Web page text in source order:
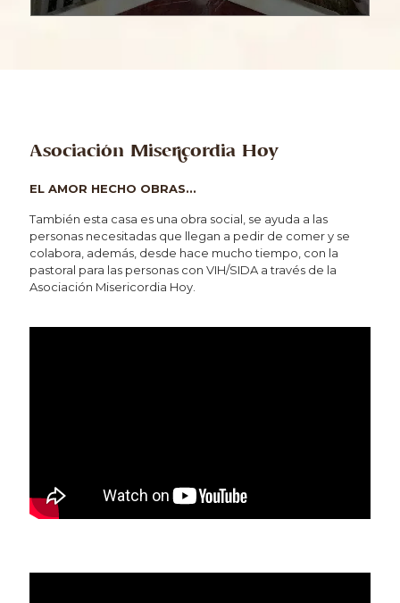
Asociación Misericordia Hoy
EL AMOR HECHO OBRAS...
También esta casa es una obra social, se ayuda a las
personas necesitadas que llegan a pedir de comer y se
colabora, además, desde hace mucho tiempo, con la
pastoral para las personas con VIH/SIDA a través de la
Asociación Misericordia Hoy.